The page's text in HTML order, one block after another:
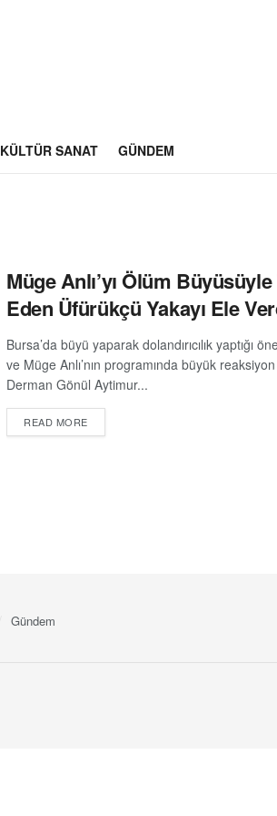
KÜLTÜR SANAT GÜNDEM
Müge Anlı’yı Ölüm
Eden Üfürükçü Yakayı Ele
Bursa’da büyü yaparak dolandırıcılık yaptığı
ve Müge Anlı’nın programında büyük
Derman Gönül Aytimur...
READ MOREDETAILS
Gündem